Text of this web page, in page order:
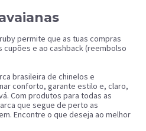
permite que as tuas compras
cupões e ao cashback (reembolso
brasileira de chinelos e
conforto, garante estilo e, claro,
Com produtos para todas as
que segue de perto as
Encontre o que deseja ao melhor